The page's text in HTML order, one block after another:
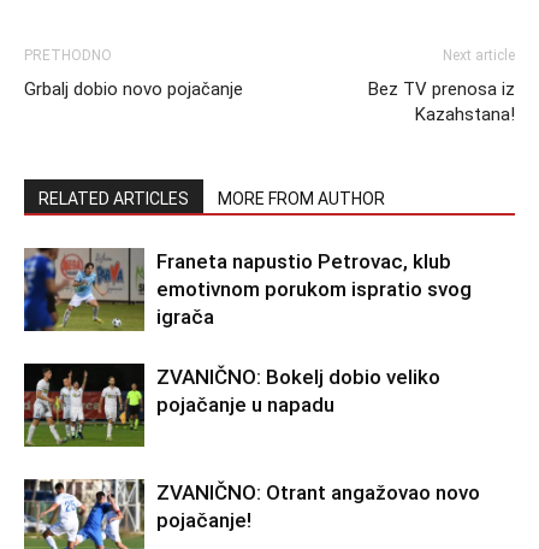
PRETHODNO
Grbalj dobio novo pojačanje
Next article
Bez TV prenosa iz
Kazahstana!
RELATED ARTICLES MORE FROM AUTHOR
Franeta napustio Petrovac, klub
emotivnom porukom ispratio svog
igrača
ZVANIČNO: Bokelj dobio veliko
pojačanje u napadu
ZVANIČNO: Otrant angažovao novo
pojačanje!